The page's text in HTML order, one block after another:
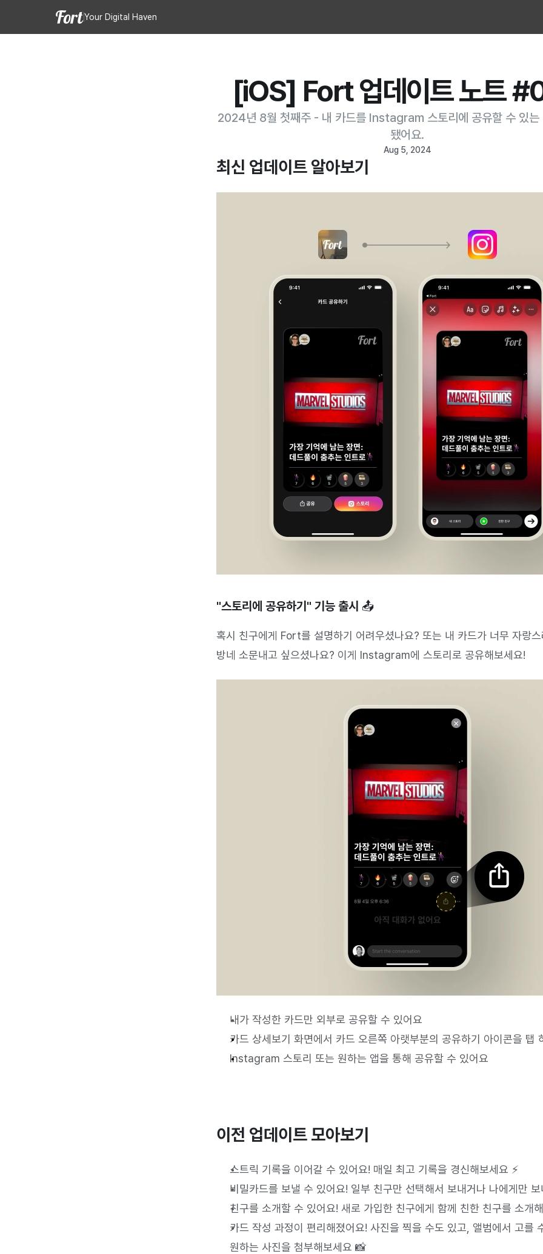
Your Digital Haven
[iOS] Fort 업데이트 노트
2024년 8월 첫째주 - 내 카드를 Instagram 스토리에 공유할 수 있는
됐어요.
Aug 5, 2024
최신 업데이트 알아보기
"스토리에 공유하기" 기능 출시 📤
혹시 친구에게 Fort를 설명하기 어려우셨나요? 또는 내 카드가 너무 자랑
방네 소문내고 싶으셨나요? 이게 Instagram에 스토리로 공유해보세요!
내가 작성한 카드만 외부로 공유할 수 있어요
카드 상세보기 화면에서 카드 오른쪽 아랫부분의 공유하기 아이콘을 탭
Instagram 스토리 또는 원하는 앱을 통해 공유할 수 있어요
이전 업데이트 모아보기
스트릭 기록을 이어갈 수 있어요! 매일 최고 기록을 경신해보세요 ⚡️
비밀카드를 보낼 수 있어요! 일부 친구만 선택해서 보내거나 나에게만
친구를 소개할 수 있어요! 새로 가입한 친구에게 함께 친한 친구를 소개
카드 작성 과정이 편리해졌어요! 사진을 찍을 수도 있고, 앨범에서 고를
원하는 사진을 첨부해보세요 📸